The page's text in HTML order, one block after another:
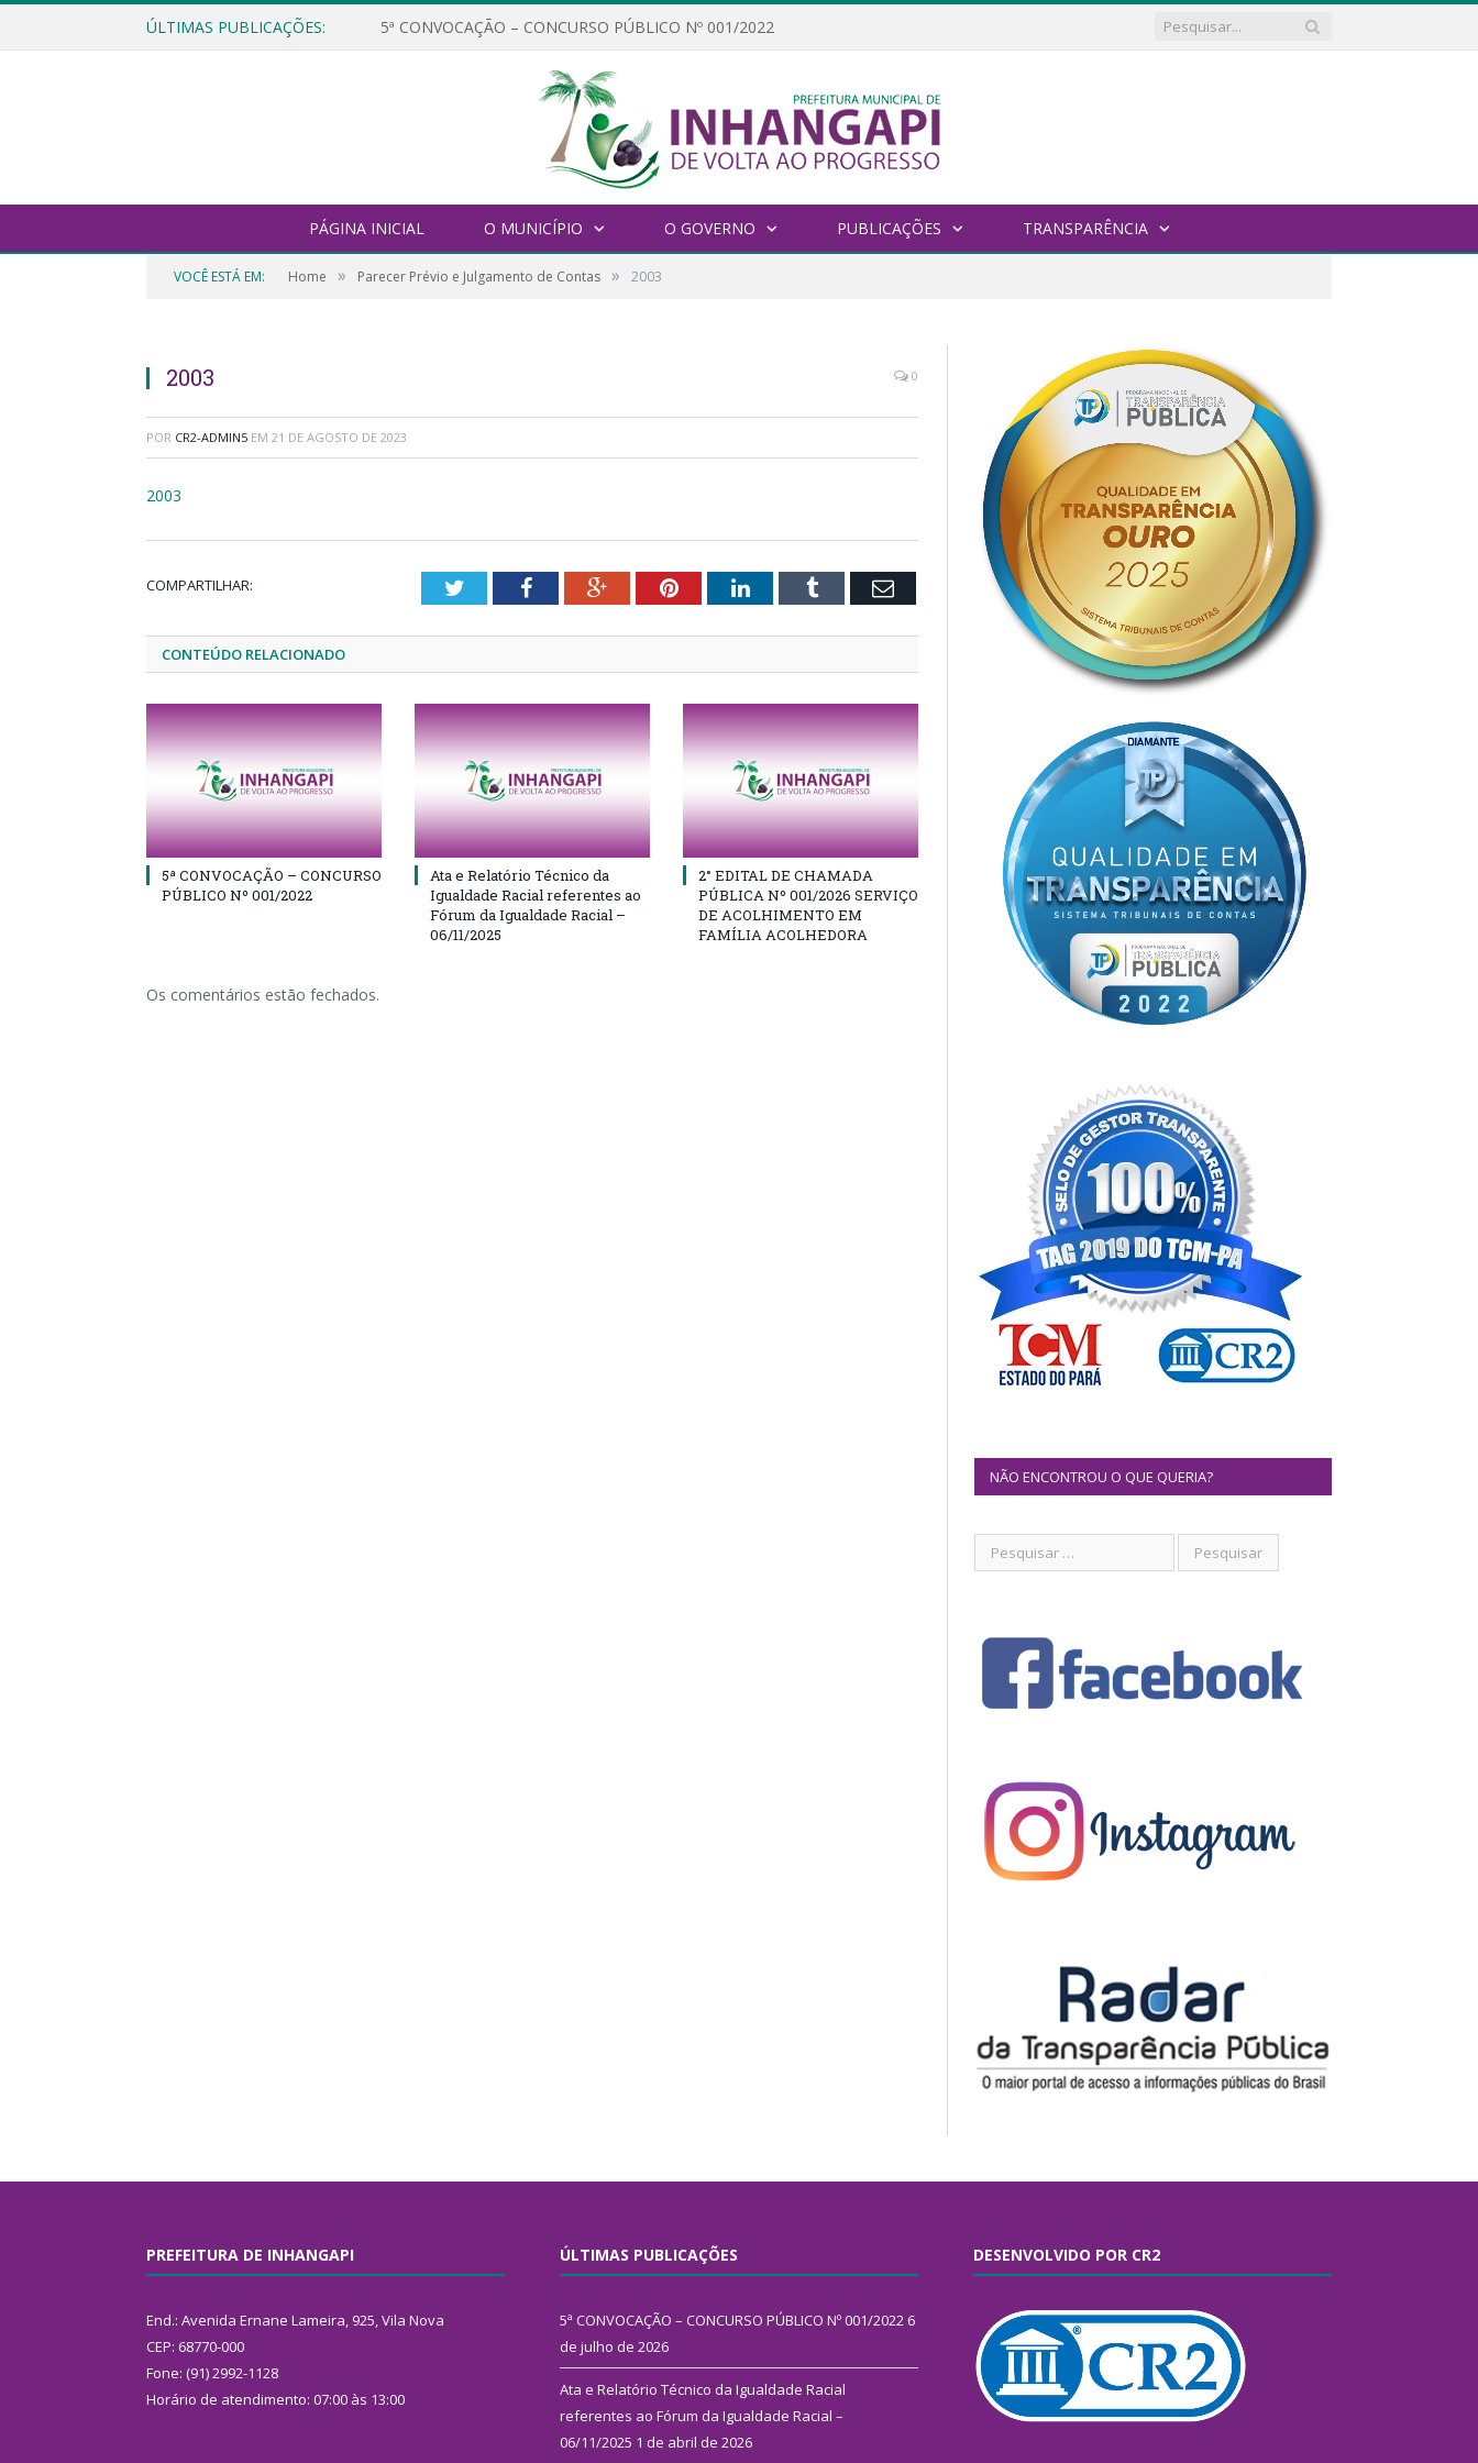
ÚLTIMAS PUBLICAÇÕES: 5ª CONVOCAÇÃO – CONCURSO PÚBLICO Nº 001/2022
PÁGINA INICIAL O MUNICÍPIO O GOVERNO PUBLICAÇÕES TRANSPARÊNCIA
VOCÊ ESTÁ EM: Home » Parecer Prévio e Julgamento de Contas » 2003
2003 0
POR CR2-ADMIN5 EM 21 DE AGOSTO DE 2023
2003
COMPARTILHAR: TwitterFacebookGoogle+PinterestLinkedInTumblr Email
CONTEÚDO RELACIONADO
5ª CONVOCAÇÃO – CONCURSO
PÚBLICO Nº 001/2022
Ata e Relatório Técnico da
Igualdade Racial referentes ao
Fórum da Igualdade Racial –
06/11/2025
2° EDITAL DE CHAMADA
PÚBLICA Nº 001/2026 SERVIÇO
DE ACOLHIMENTO EM
FAMÍLIA ACOLHEDORA
Os comentários estão fechados.
NÃO ENCONTROU O QUE QUERIA?
PREFEITURA DE INHANGAPI
End.: Avenida Ernane Lameira, 925, Vila Nova
CEP: 68770-000
Fone: (91) 2992-1128
Horário de atendimento: 07:00 às 13:00
ÚLTIMAS PUBLICAÇÕES
5ª CONVOCAÇÃO – CONCURSO PÚBLICO Nº 001/2022 6
de julho de 2026
Ata e Relatório Técnico da Igualdade Racial
referentes ao Fórum da Igualdade Racial –
06/11/2025 1 de abril de 2026
DESENVOLVIDO POR CR2